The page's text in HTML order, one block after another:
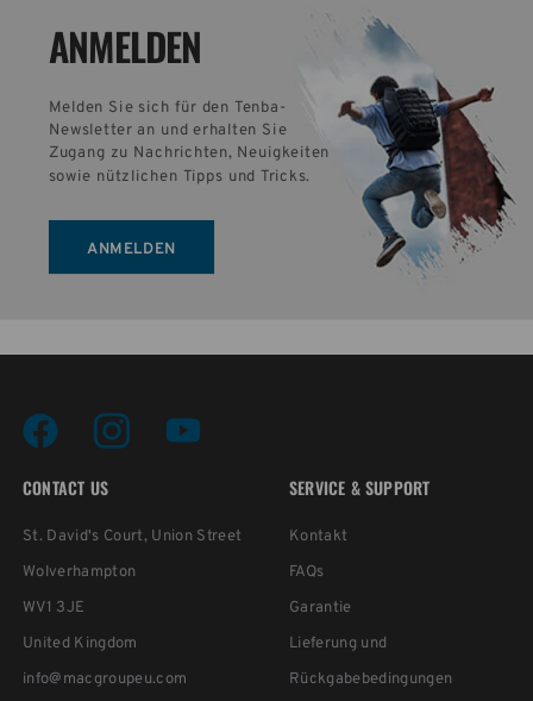
ANMELDEN
Melden Sie sich für den Tenba-
Newsletter an und erhalten Sie
Zugang zu Nachrichten, Neuigkeiten
sowie nützlichen Tipps und Tricks.
ANMELDEN
CONTACT US
St. David's Court, Union Street
Wolverhampton
WV1 3JE
United Kingdom
info@macgroupeu.com
SERVICE & SUPPORT
Kontakt
FAQs
Garantie
Lieferung und
Rückgabebedingungen